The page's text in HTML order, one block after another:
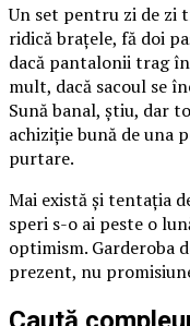
Un set pentru zi de zi
ridică brațele, fă doi
dacă pantalonii trag
mult, dacă sacoul se
Sună banal, știu, dar
achiziție bună de una
purtare.
Mai există și tentația
speri s-o ai peste o
optimism. Garderoba
prezent, nu